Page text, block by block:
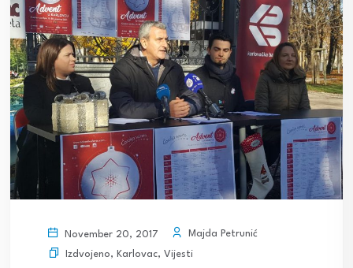
November 20, 2017
Majda Petrunić
Izdvojeno, Karlovac, Vijesti